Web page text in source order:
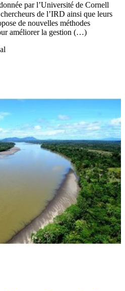
par l’Université de Cornell
de l’IRD ainsi que leurs
de nouvelles méthodes
améliorer la gestion (…)